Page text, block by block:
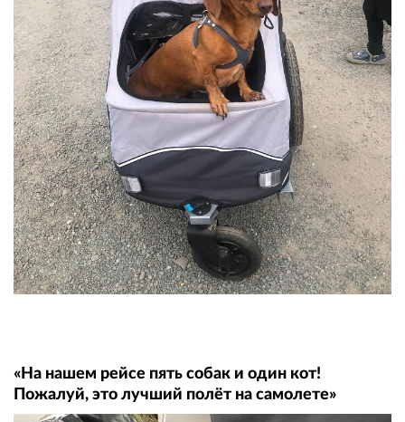
«На нашем рейсе пять собак и один кот!
Пожалуй, это лучший полёт на самолете»